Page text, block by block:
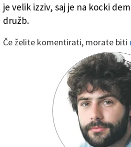
je velik izziv, saj je na kocki
družb.
Če želite komentirati, morate biti